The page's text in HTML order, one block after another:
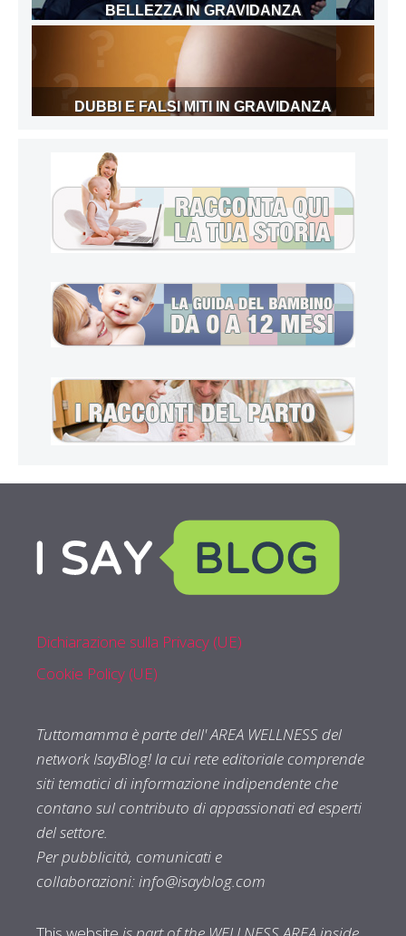
BELLEZZA IN GRAVIDANZA
DUBBI E FALSI MITI IN GRAVIDANZA
Dichiarazione sulla Privacy (UE)
Cookie Policy (UE)
Tuttomamma è parte dell' AREA WELLNESS del
network IsayBlog! la cui rete editoriale comprende
siti tematici di informazione indipendente che
contano sul contributo di appassionati ed esperti
del settore.
Per pubblicità, comunicati e
collaborazioni:info@isayblog.com